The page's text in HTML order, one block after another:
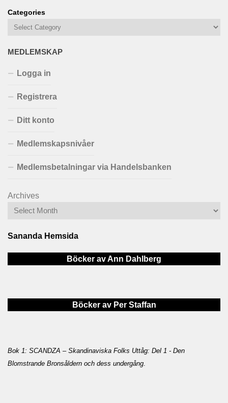
Categories
MEDLEMSKAP
Logga in
Registrera
Ditt konto
Medlemskapsnivåer
Medlemsbetalningar via Handelsbanken
Archives
Sananda Hemsida
Böcker av Ann Dahlberg
Böcker av Per Staffan
Bok 1: SCANDZA – Skandinaviska Folks Uttåg: Del 1 - Den
Blomstrande Bronsåldern och dess undergång